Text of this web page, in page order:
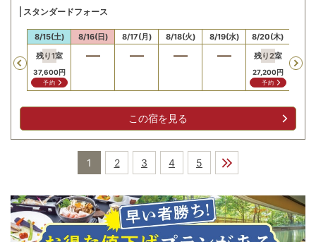
スタンダードフォース
Previous
8/15(土)
残り1室
37,600円
予約
8/16(日) 8/17(月) 8/18(火) 8/19(水)
8/20(木)
残り2室
27,200円
予約
残り
この宿を見る
1 2 3 4 5